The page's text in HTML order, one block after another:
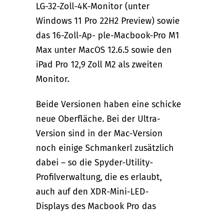
LG-32-Zoll-4K-Monitor (unter
Windows 11 Pro 22H2 Preview) sowie
das 16-Zoll-Ap- ple-Macbook-Pro M1
Max unter MacOS 12.6.5 sowie den
iPad Pro 12,9 Zoll M2 als zweiten
Monitor.
Beide Versionen haben eine schicke
neue Oberfläche. Bei der Ultra-
Version sind in der Mac-Version
noch einige Schmankerl zusätzlich
dabei – so die Spyder-Utility-
Profilverwaltung, die es erlaubt,
auch auf den XDR-Mini-LED-
Displays des Macbook Pro das